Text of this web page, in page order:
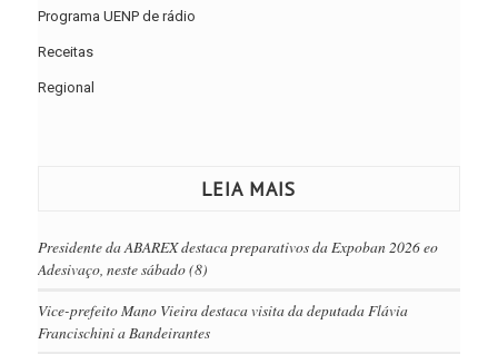
Programa UENP de rádio
Receitas
Regional
LEIA MAIS
Presidente da ABAREX destaca preparativos da Expoban 2026 eo
Adesivaço, neste sábado (8)
Vice-prefeito Mano Vieira destaca visita da deputada Flávia
Francischini a Bandeirantes